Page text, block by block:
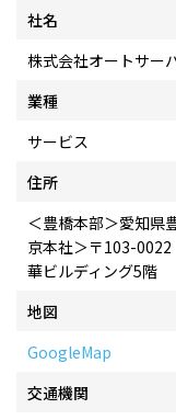
社名
株式会社オートサー
業種
サービス
住所
＜豊橋本部＞愛知
京本社＞〒103-
華ビルディング5階
地図
GoogleMap
交通機関